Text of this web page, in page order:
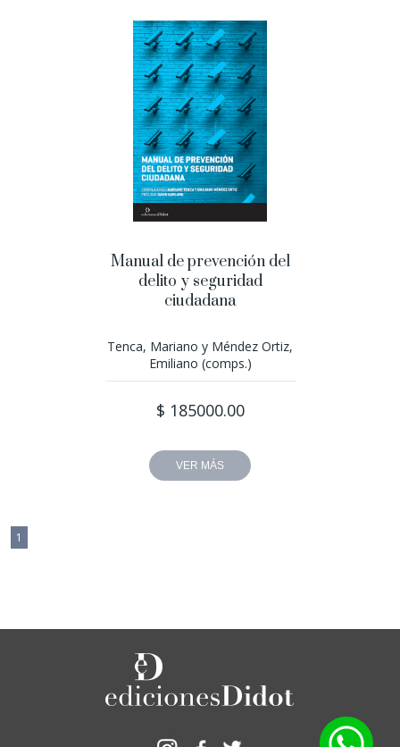
Manual de prevención del
delito y seguridad
ciudadana
Tenca, Mariano y Méndez Ortiz,
Emiliano (comps.)
$ 185000.00
VER MÁS
1